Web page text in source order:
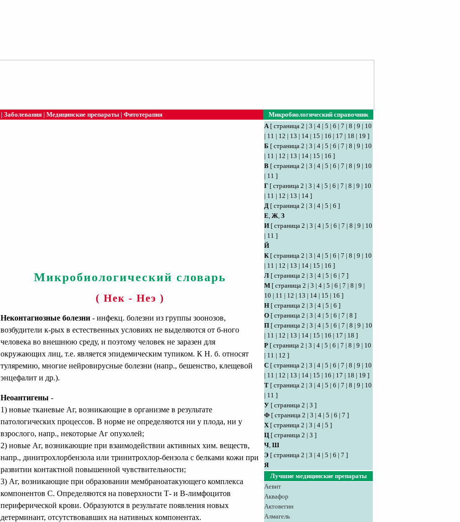
| Заболевания | Медицинские препараты | Фитотерапия
Микробиологический справочник
Микробиологический словарь
( Нек - Неэ )
Неконтагиозные болезни - инфекц. болезни из группы зоонозов,
возбудители к-рых в естественных условиях не выделяются от б-ного
человека во внешнюю среду, и поэтому человек не заразен для
окружающих лиц, т.е. является эпидемическим тупиком. К Н. б. относят
туляремию, многие нейровирусные болезни (напр., бешенство, клещевой
энцефалит и др.).
Неоантигены -
1) новые тканевые Аг, возникающие в организме в результате
патологических процессов. В норме не определяются ни у плода, ни у
взрослого, напр., некоторые Аг опухолей;
2) новые Аг, возникающие при взаимодействии активных хим. веществ,
напр., динитрохлорбензола или тринитрохлор-бензола с белками кожи при
развитии контактной повышенной чувствительности;
3) Аг, возникающие при образовании мембраноатакующего комплекса
компонентов С. Определяются на поверхности Т- и В-лимфоцитов
периферической крови. Образуются в результате появления новых
детерминант, отсутствовавших на нативных компонентах.
А[ страница 2 | 3 | 4 | 5 | 6 | 7 | 8 | 9 | 10
| 11 | 12 | 13 | 14 | 15 | 16 | 17 | 18 | 19 ]
Б [ страница 2 | 3 | 4 | 5 | 6 | 7 | 8 | 9 | 10
| 11 | 12 | 13 | 14 | 15 | 16 ]
В [ страница 2 | 3 | 4 | 5 | 6 | 7 | 8 | 9 | 10
| 11 ]
Г [ страница 2 | 3 | 4 | 5 | 6 | 7 | 8 | 9 | 10
| 11 | 12 | 13 | 14 ]
Д [ страница 2 | 3 | 4 | 5 | 6 ]
Е, Ж, З
И [ страница 2 | 3 | 4 | 5 | 6 | 7 | 8 | 9 | 10
| 11 ]
Й
К[ страница 2 | 3 | 4 | 5 | 6 | 7 | 8 | 9 | 10
| 11 | 12 | 13 | 14 | 15 | 16 ]
Л [ страница 2 | 3 | 4 | 5 | 6 | 7 ]
М [ страница 2 | 3 | 4 | 5 | 6 | 7 | 8 | 9 |
10 | 11 | 12 | 13 | 14 | 15 | 16 ]
Н [ страница 2 | 3 | 4 | 5 | 6 ]
О [ страница 2 | 3 | 4 | 5 | 6 | 7 | 8 ]
П [ страница 2 | 3 | 4 | 5 | 6 | 7 | 8 | 9 | 10
| 11 | 12 | 13 | 14 | 15 | 16 | 17 | 18 ]
Р [ страница 2 | 3 | 4 | 5 | 6 | 7 | 8 | 9 | 10
| 11 | 12 ]
С [ страница 2 | 3 | 4 | 5 | 6 | 7 | 8 | 9 | 10
| 11 | 12 | 13 | 14 | 15 | 16 | 17 | 18 | 19 ]
Т [ страница 2 | 3 | 4 | 5 | 6 | 7 | 8 | 9 | 10
| 11 ]
У [ страница 2 | 3 ]
Ф [ страница 2 | 3 | 4 | 5 | 6 | 7 ]
Х[ страница 2 | 3 | 4 | 5 ]
Ц [ страница 2 | 3 ]
Ч, Ш
Э [ страница 2 | 3 | 4 | 5 | 6 | 7 ]
Я
Лучшие медицинские препараты
Аевит
Аквафор
Актовегин
Алмагель